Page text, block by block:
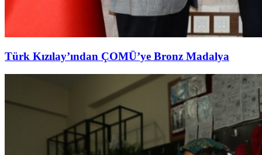
Türk Kızılay’ından ÇOMÜ’ye Bronz Madalya